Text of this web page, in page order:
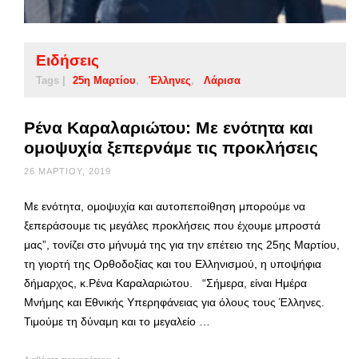
Ειδήσεις
Tags | 25η Μαρτίου Έλληνες Λάρισα
Ρένα Καραλαριώτου: Με ενότητα και
ομοψυχία ξεπερνάμε τις προκλήσεις
26 ΜΑΡΤΊΟΥ, 2019
Με ενότητα, ομοψυχία και αυτοπεποίθηση μπορούμε να
ξεπεράσουμε τις μεγάλες προκλήσεις που έχουμε μπροστά
μας”, τονίζει στο μήνυμά της για την επέτειο της 25ης Μαρτίου,
τη γιορτή της Ορθοδοξίας και του Ελληνισμού, η υποψήφια
δήμαρχος, κ.Ρένα Καραλαριώτου. “Σήμερα, είναι Ημέρα
Μνήμης και Εθνικής Υπερηφάνειας για όλους τους Έλληνες.
Τιμούμε τη δύναμη και το μεγαλείο …